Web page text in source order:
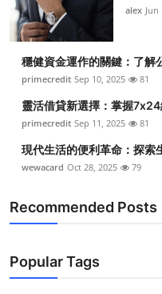
alex Jun
穩健資金運作的關鍵：了解
primecredit Sep 10, 2025 81
靈活借貸新選擇：掌握
primecredit Sep 11, 2025 81
現代生活的便利革命：探索
wewacard Oct 28, 2025 79
Recommended Posts
Popular Tags